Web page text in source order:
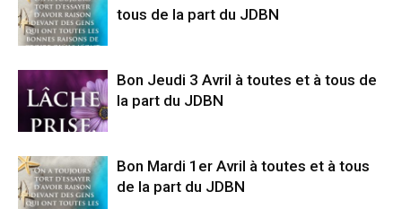
tous de la part du JDBN
Bon Jeudi 3 Avril à toutes et à tous de
la part du JDBN
Bon Mardi 1er Avril à toutes et à tous
de la part du JDBN